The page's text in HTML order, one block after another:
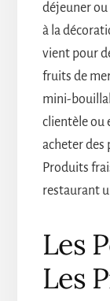
déjeuner ou
à la
vient pour
fruits de
mini-
clientèle ou
acheter des
Produits
restaurant
Les
Les